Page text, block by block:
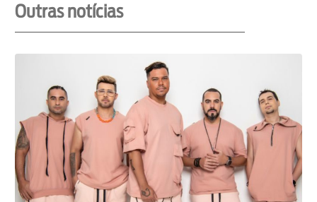
Outras notícias